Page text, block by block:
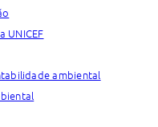
UNICEF
ambiental